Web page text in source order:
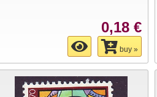
0,18 €
buy »